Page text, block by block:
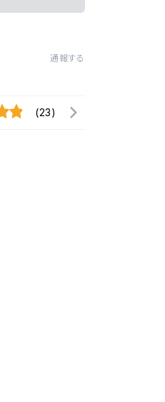
通報する
(23)